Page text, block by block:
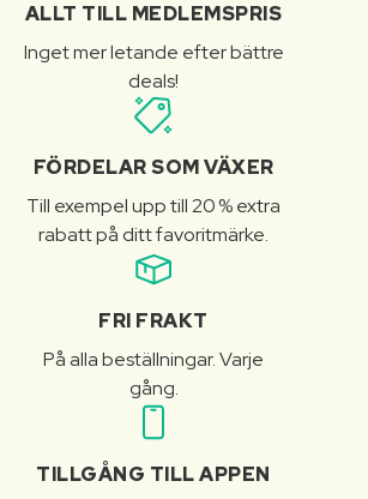
ALLT TILL MEDLEMSPRIS
Inget mer letande efter bättre
deals!
FÖRDELAR SOM VÄXER
Till exempel upp till 20 % extra
rabatt på ditt favoritmärke.
FRI FRAKT
På alla beställningar. Varje
gång.
TILLGÅNG TILL APPEN